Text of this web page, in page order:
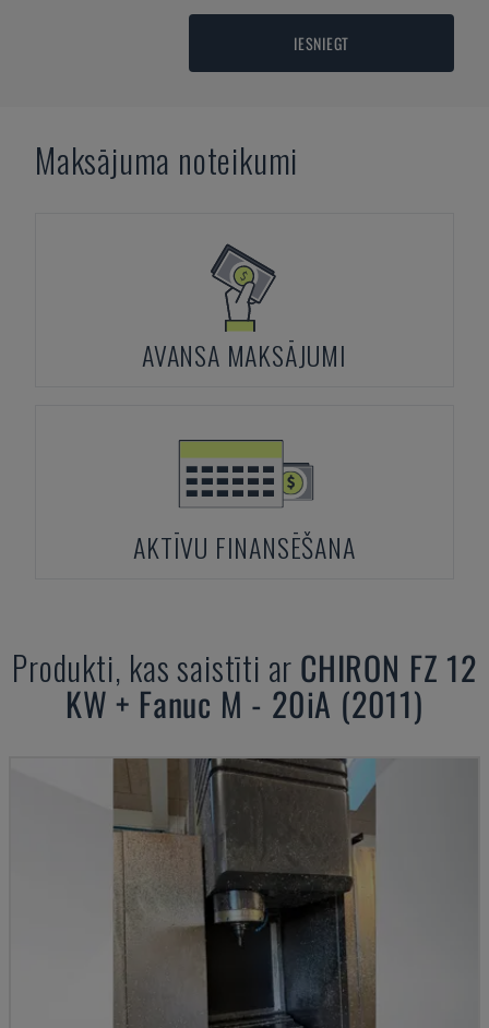
IESNIEGT
Maksājuma noteikumi
AVANSA MAKSĀJUMI
AKTĪVU FINANSĒŠANA
Produkti, kas saistīti ar CHIRON FZ 12
KW + Fanuc M - 20iA (2011)